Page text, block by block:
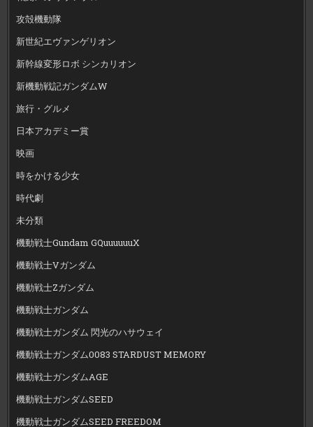
攻殻機動隊
新世紀エヴァンゲリオン
新幹線変形ロボ シンカリオン
新機動戦記ガンダムW
旅行・グルメ
日本アカデミー賞
映画
時をかける少女
時代劇
未分類
機動戦士Gundam GQuuuuuuX
機動戦士Vガンダム
機動戦士Zガンダム
機動戦士ガンダム
機動戦士ガンダム 閃光のハサウェイ
機動戦士ガンダム0083 STARDUST MEMORY
機動戦士ガンダムAGE
機動戦士ガンダムSEED
機動戦士ガンダムSEED FREEDOM